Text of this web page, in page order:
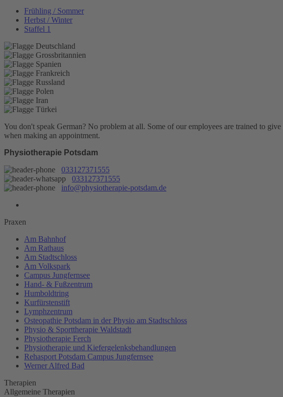
Frühling / Sommer
Herbst / Winter
Staffel 1
You don't speak German? No problem at all. Some of our employees are trained to
when making an appointment.
Physiotherapie Potsdam
033127371555
033127371555
info@physiotherapie-potsdam.de
Praxen
Am Bahnhof
Am Rathaus
Am Stadtschloss
Am Volkspark
Campus Jungfernsee
Hand- & Fußzentrum
Humboldtring
Kurfürstenstift
Lymphzentrum
Osteopathie Potsdam in der Physio am Stadtschloss
Physio & Sporttherapie Waldstadt
Physiotherapie Ferch
Physiotherapie und Kiefergelenksbehandlungen
Rehasport Potsdam Campus Jungfernsee
Werner Alfred Bad
Therapien
Allgemeine Therapien